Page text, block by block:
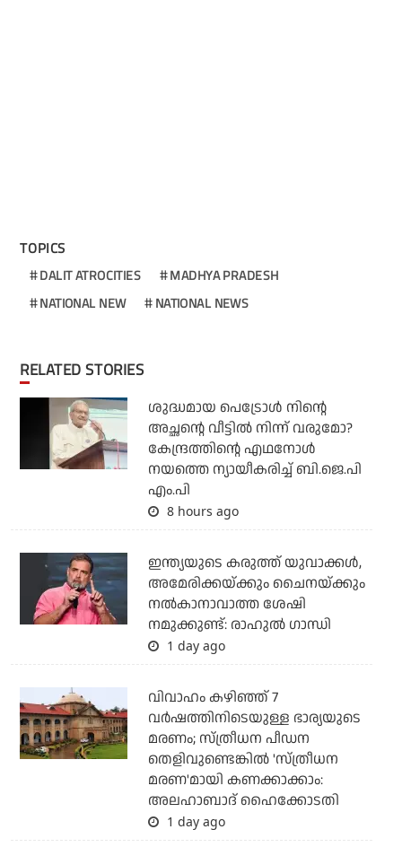
TOPICS
DALIT ATROCITIES
MADHYA PRADESH
NATIONAL NEW
NATIONAL NEWS
RELATED STORIES
ശുദ്ധമായ പെട്രോള്‍ നിന്റെ
അച്ഛന്റെ വീട്ടില്‍ നിന്ന് വരുമോ?
കേന്ദ്രത്തിന്റെ എഥനോള്‍
നയത്തെ ന്യായീകരിച്ച് ബി.ജെ.പി
എം.പി
8 hours ago
ഇന്ത്യയുടെ കരുത്ത് യുവാക്കള്‍,
അമേരിക്കയ്ക്കും ചൈനയ്ക്കും
നല്‍കാനാവാത്ത ശേഷി
നമുക്കുണ്ട്: രാഹുല്‍ ഗാന്ധി
1 day ago
വിവാഹം കഴിഞ്ഞ് 7
വര്‍ഷത്തിനിടെയുള്ള ഭാര്യയുടെ
മരണം; സ്ത്രീധന പീഡന
തെളിവുണ്ടെങ്കില്‍ 'സ്ത്രീധന
മരണ'മായി കണക്കാക്കാം:
അലഹാബാദ് ഹൈക്കോടതി
1 day ago